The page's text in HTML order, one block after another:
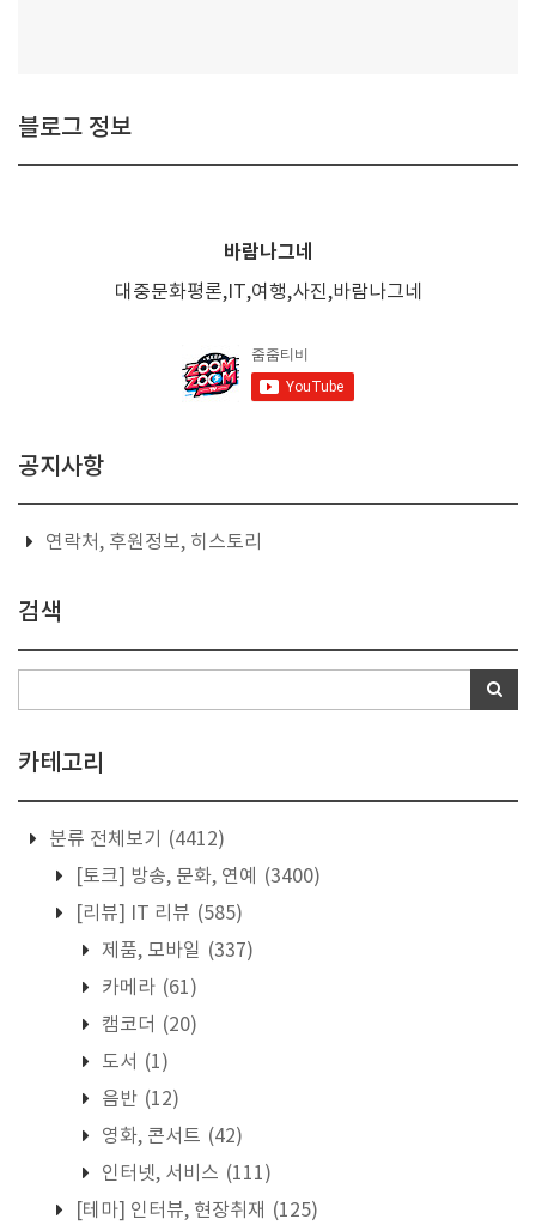
블로그 정보
바람나그네
대중문화평론,IT,여행,사진,바람나그네
공지사항
연락처, 후원정보, 히스토리
검색
카테고리
분류 전체보기
(4412)
[토크] 방송, 문화, 연예
(3400)
[리뷰] IT 리뷰 (585)
제품, 모바일 (337)
카메라 (61)
캠코더 (20)
도서 (1)
음반 (12)
영화, 콘서트 (42)
인터넷, 서비스 (111)
[테마] 인터뷰, 현장취재 (125)